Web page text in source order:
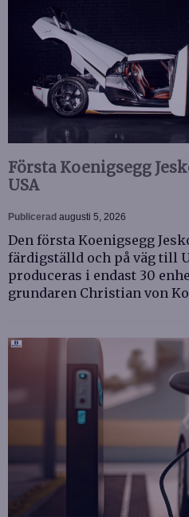
Första Koenigsegg
USA
Publicerad augusti 5, 2026
Den första Koenigsegg
färdigställd och på väg till
produceras i endast 30
grundaren Christian von